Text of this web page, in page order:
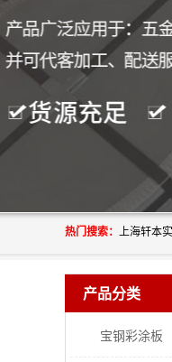
热门搜索：
产品分类
宝钢彩涂板